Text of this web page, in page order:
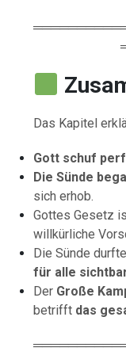
Das Kapitel
Gott schuf
Die Sünde
sich erhob.
Gottes Gesetz
willkürliche
Die Sünde
für alle
Der Große
betrifft das